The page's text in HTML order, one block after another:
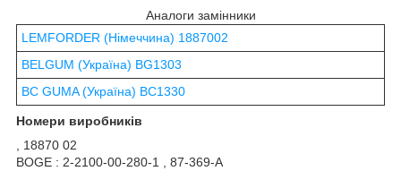
Аналоги замінники
LEMFORDER (Німеччина) 1887002
BELGUM (Україна) BG1303
BC GUMA (Україна) BC1330
Номери виробників
, 18870 02
BOGE : 2-2100-00-280-1 , 87-369-A